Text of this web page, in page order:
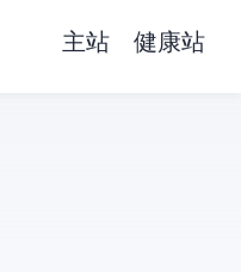
主站 健康站